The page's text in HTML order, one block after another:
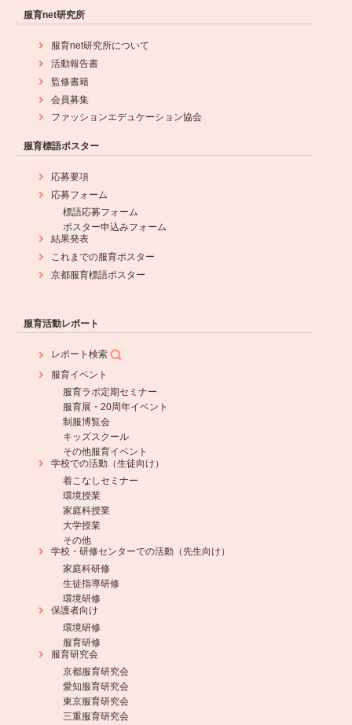
服育net研究所
服育net研究所について
活動報告書
監修書籍
会員募集
ファッションエデュケーション協会
服育標語ポスター
応募要項
応募フォーム
標語応募フォーム
ポスター申込みフォーム
結果発表
これまでの服育ポスター
京都服育標語ポスター
服育活動レポート
レポート検索
服育イベント
服育ラボ定期セミナー
服育展・20周年イベント
制服博覧会
キッズスクール
その他服育イベント
学校での活動（生徒向け）
着こなしセミナー
環境授業
家庭科授業
大学授業
その他
学校・研修センターでの活動（先生向け）
家庭科研修
生徒指導研修
環境研修
保護者向け
環境研修
服育研修
服育研究会
京都服育研究会
愛知服育研究会
東京服育研究会
三重服育研究会